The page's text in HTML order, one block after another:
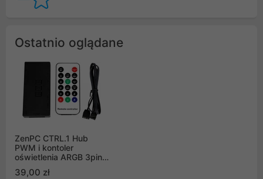
Ostatnio oglądane
ZenPC CTRL.1 Hub
PWM i kontoler
oświetlenia ARGB 3pin
5V z pilotem
39,00 zł